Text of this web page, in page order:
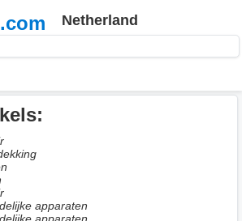
Netherland
apparaten